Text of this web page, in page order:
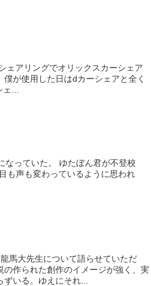
が使用した日はdカーシェアと全く
ェ...
ぼん君が不登校
も声も変わっているように思われ
馬大先生について語らせていただ
の作られた創作のイメージが強く、実
いる。ゆえにそれ...